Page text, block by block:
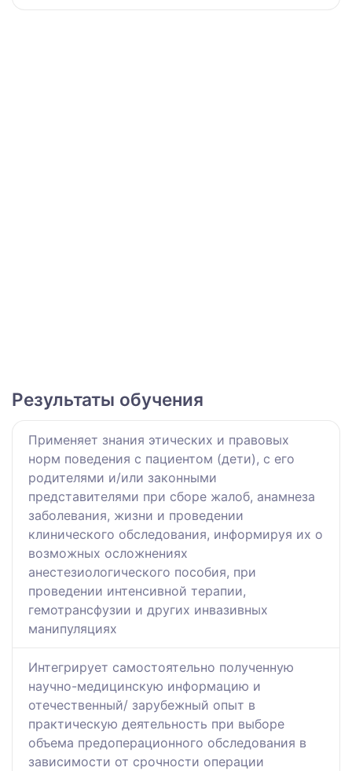
Результаты обучения
Применяет знания этических и правовых
норм поведения с пациентом (дети), с его
родителями и/или законными
представителями при сборе жалоб, анамнеза
заболевания, жизни и проведении
клинического обследования, информируя их о
возможных осложнениях
анестезиологического пособия, при
проведении интенсивной терапии,
гемотрансфузии и других инвазивных
манипуляциях
Интегрирует самостоятельно полученную
научно-медицинскую информацию и
отечественный/ зарубежный опыт в
практическую деятельность при выборе
объема предоперационного обследования в
зависимости от срочности операции